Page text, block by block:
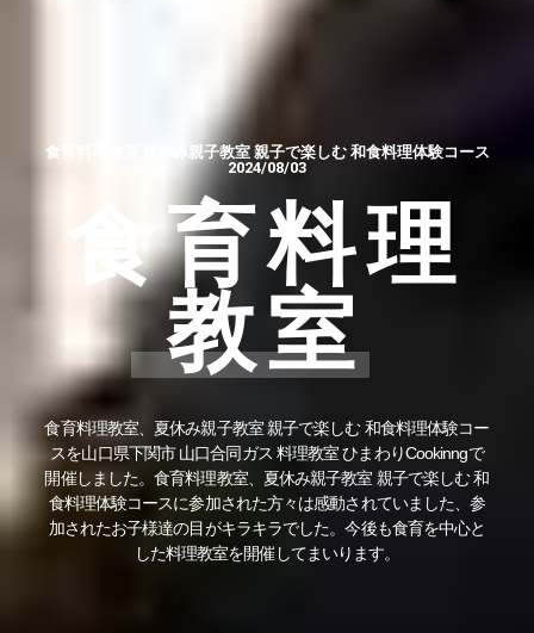
食育料理教室 夏休み親子教室 親子で楽しむ 和食料理体験コース
2024/08/03
食育料理
教室
食育料理教室、夏休み親子教室 親子で楽しむ 和食料理体験コー
スを山口県下関市 山口合同ガス 料理教室 ひまわりCookinngで
開催しました。食育料理教室、夏休み親子教室 親子で楽しむ 和
食料理体験コースに参加された方々は感動されていました、参
加されたお子様達の目がキラキラでした。今後も食育を中心と
した料理教室を開催してまいります。